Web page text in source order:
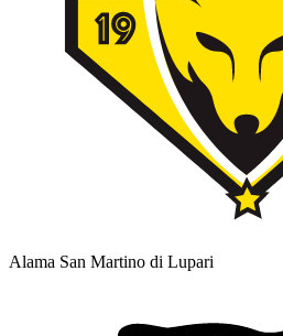
Alama San Martino di Lupari